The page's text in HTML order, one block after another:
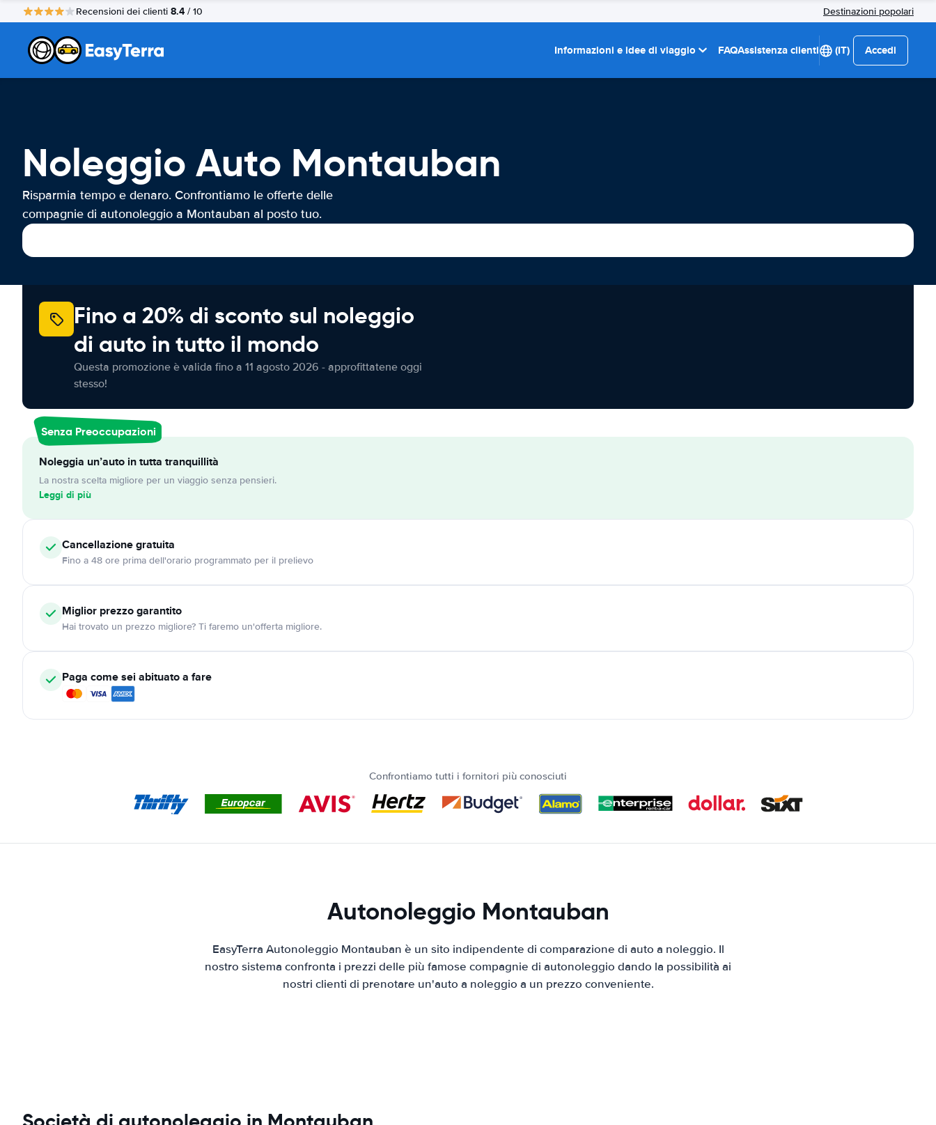
Recensioni dei clienti 8.4 / 10 Destinazioni popolari
Informazioni e idee di viaggio FAQAssistenza clienti (IT) Accedi
Noleggio Auto Montauban
Risparmia tempo e denaro. Confrontiamo le offerte delle
compagnie di autonoleggio a Montauban al posto tuo.
Fino a 20% di sconto sul noleggio
di auto in tutto il mondo
Questa promozione è valida fino a 11 agosto 2026 - approfittatene oggi
stesso!
Senza Preoccupazioni
Noleggia un’auto in tutta tranquillità
La nostra scelta migliore per un viaggio senza pensieri.
Leggi di più
Cancellazionegratuita
Fino a 48 ore prima dell'orario programmato per il prelievo
Miglior prezzo garantito
Hai trovato un prezzo migliore? Ti faremo un'offerta migliore.
Paga come sei abituato a fare
Confrontiamo tutti i fornitori più conosciuti
Autonoleggio Montauban
EasyTerra Autonoleggio Montauban è un sito indipendente di comparazione di auto a noleggio. Il
nostro sistema confronta i prezzi delle più famose compagnie di autonoleggio dando la possibilità ai
nostri clienti di prenotare un'auto a noleggio a un prezzo conveniente.